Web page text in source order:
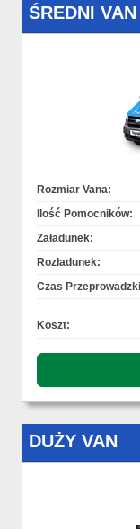
ŚREDNI VAN
Rozmiar Vana:
Ilość Pomocników:
Załadunek:
Rozładunek:
Czas Przeprowadzki
Koszt:
DUŻY VAN